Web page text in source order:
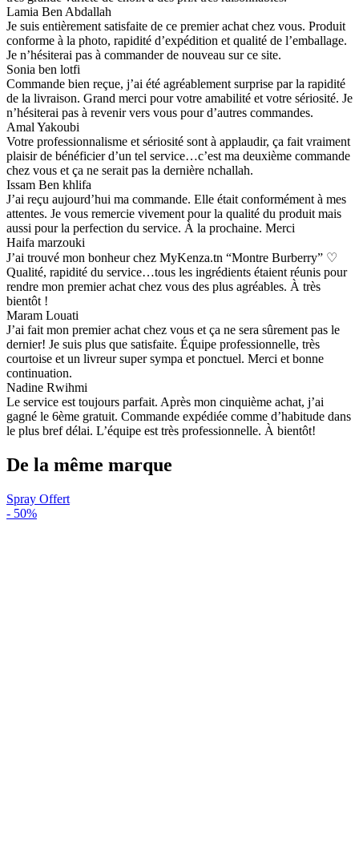
Lamia Ben Abdallah
Je suis entièrement satisfaite de ce premier achat chez vous. Produit
conforme à la photo, rapidité d’expédition et qualité de l’emballage.
Je n’hésiterai pas à commander de nouveau sur ce site.
Sonia ben lotfi
Commande bien reçue, j’ai été agréablement surprise par la rapidité
de la livraison. Grand merci pour votre amabilité et votre sériosité. Je
n’hésiterai pas à revenir vers vous pour d’autres commandes.
Amal Yakoubi
Votre professionnalisme et sériosité sont à applaudir, ça fait vraiment
plaisir de bénéficier d’un tel service…c’est ma deuxième commande
chez vous et ça ne serait pas la dernière nchallah.
Issam Ben khlifa
J’ai reçu aujourd’hui ma commande. Elle était conformément à mes
attentes. Je vous remercie vivement pour la qualité du produit mais
aussi pour la perfection du service. À la prochaine. Merci
Haifa marzouki
J’ai trouvé mon bonheur chez MyKenza.tn “Montre Burberry” ♡
Qualité, rapidité du service…tous les ingrédients étaient réunis pour
rendre mon premier achat chez vous des plus agréables. À très
bientôt !
Maram Louati
J’ai fait mon premier achat chez vous et ça ne sera sûrement pas le
dernier! Je suis plus que satisfaite. Équipe professionnelle, très
courtoise et un livreur super sympa et ponctuel. Merci et bonne
continuation.
Nadine Rwihmi
Le service est toujours parfait. Après mon cinquième achat, j’ai
gagné le 6ème gratuit. Commande expédiée comme d’habitude dans
le plus bref délai. L’équipe est très professionnelle. À bientôt!
De la même marque
Spray Offert
- 50%